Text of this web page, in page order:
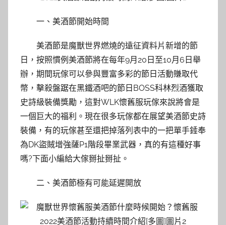
一、美酒節開始時間
美酒節是魔獸世界燃燒的遠征資料片新增的節
日，按照慣例美酒節將在每年9月20日至10月6日舉
辦，期間玩傢可以參與豐富多彩的節日活動賺取代
幣，擊殺盤踞在黑鐵酒吧的節日BOSS科林烈酒獲取
史詩級裝備獎勵，這對WLK懷舊服玩傢來說將會是
一個巨大的福利。現在很多玩傢都在展望美酒節史詩
裝備，有的玩傢甚至還把掉落列表中的一把單手錘奉
為DK盜賊增強薩P1階段畢業武器，真的有這種好事
嗎?下面小編給大傢掰扯掰扯。
二、美酒節極有可能延遲開放